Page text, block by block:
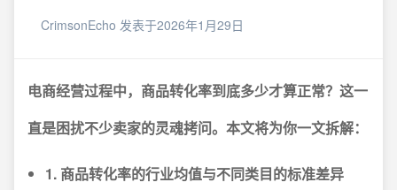
CrimsonEcho 发表于2026年1月29日
电商经营过程中，商品转化率到底多少才算正常？这一
直是困扰不少卖家的灵魂拷问。本文将为你一文拆解：
1. 商品转化率的行业均值与不同类目的标准差异